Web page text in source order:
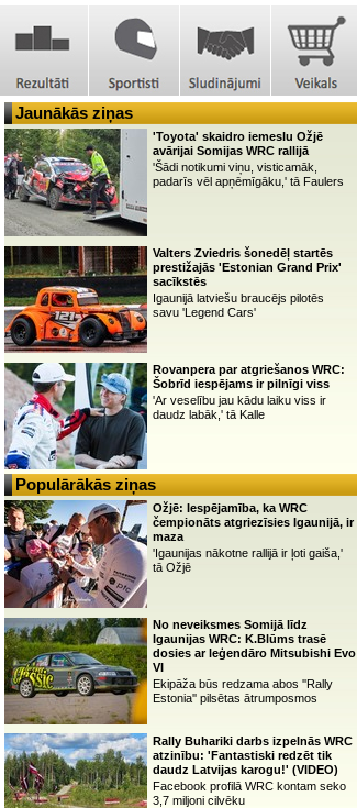
Jaunākās ziņas
'Toyota' skaidro iemeslu Ožjē
avārijai Somijas WRC rallijā
'Šādi notikumi viņu, visticamāk,
padarīs vēl apņēmīgāku,' tā Faulers
Valters Zviedris šonedēļ startēs
prestižajās 'Estonian Grand Prix'
sacīkstēs
Igaunijā latviešu braucējs pilotēs
savu 'Legend Cars'
Rovanpera par atgriešanos WRC:
Šobrīd iespējams ir pilnīgi viss
'Ar veselību jau kādu laiku viss ir
daudz labāk,' tā Kalle
Populārākās ziņas
Ožjē: Iespējamība, ka WRC
čempionāts atgriezīsies Igaunijā, ir
maza
'Igaunijas nākotne rallijā ir ļoti gaiša,'
tā Ožjē
No neveiksmes Somijā līdz
Igaunijas WRC: K.Blūms trasē
dosies ar leģendāro Mitsubishi Evo
VI
Ekipāža būs redzama abos ''Rally
Estonia'' pilsētas ātrumposmos
Rally Buhariki darbs izpelnās WRC
atzinību: 'Fantastiski redzēt tik
daudz Latvijas karogu!' (VIDEO)
Facebook profilā WRC kontam seko
3,7 miljoni cilvēku